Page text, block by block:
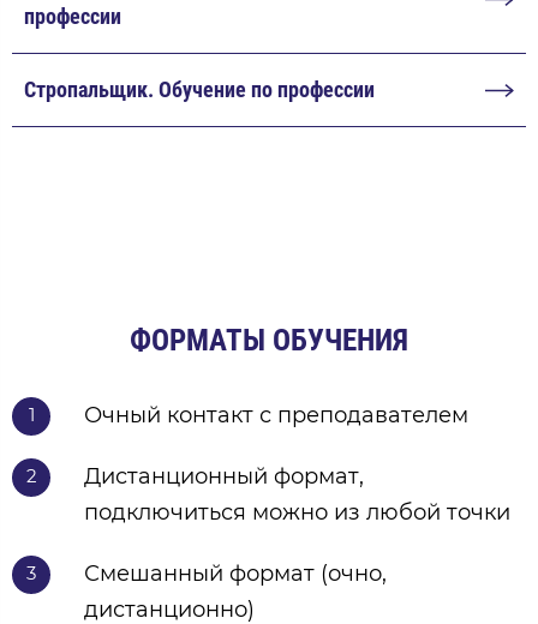
профессии
Стропальщик. Обучение по профессии
ФОРМАТЫ ОБУЧЕНИЯ
1 Очный контакт с преподавателем
2
Дистанционный формат,
подключиться можно из любой точки
3
Смешанный формат (очно,
дистанционно)